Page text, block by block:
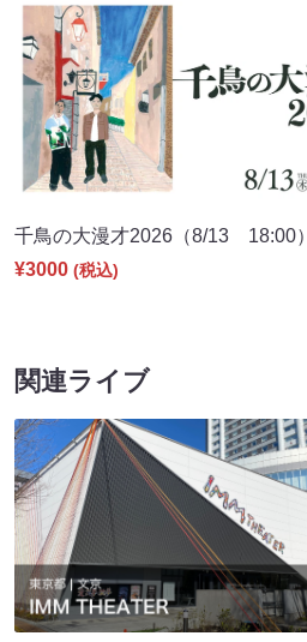
千鳥の大漫才2026（8/13 18:00）
¥3000 (税込)
関連ライブ